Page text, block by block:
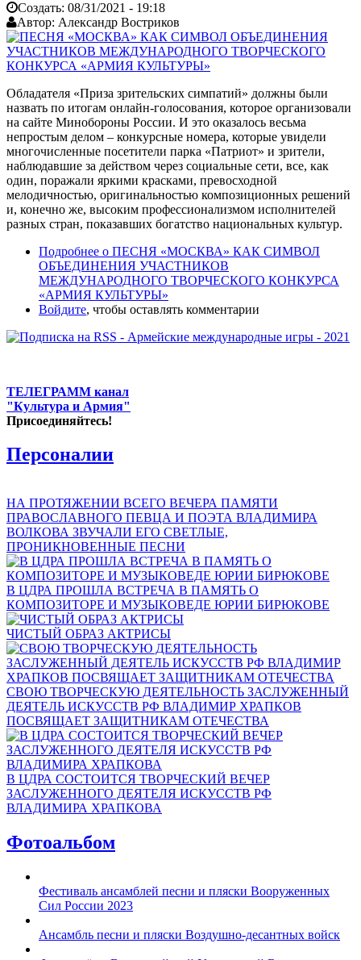
Создать: 08/31/2021 - 19:18
Автор: Александр Востриков
Обладателя «Приза зрительских симпатий» должны были
назвать по итогам онлайн-голосования, которое организовали
на сайте Минобороны России. И это оказалось весьма
непростым делом – конкурсные номера, которые увидели
многочисленные посетители парка «Патриот» и зрители,
наблюдавшие за действом через социальные сети, все, как
один, поражали яркими красками, превосходной
мелодичностью, оригинальностью композиционных решений
и, конечно же, высоким профессионализмом исполнителей
разных стран, показавших богатство национальных культур.
Подробнее о ПЕСНЯ «МОСКВА» КАК СИМВОЛ
ОБЪЕДИНЕНИЯ УЧАСТНИКОВ
МЕЖДУНАРОДНОГО ТВОРЧЕСКОГО КОНКУРСА
«АРМИЯ КУЛЬТУРЫ»
Войдите, чтобы оставлять комментарии
ТЕЛЕГРАММ канал
"Культура и Армия"
Присоединяйтесь!
Персоналии
НА ПРОТЯЖЕНИИ ВСЕГО ВЕЧЕРА ПАМЯТИ
ПРАВОСЛАВНОГО ПЕВЦА И ПОЭТА ВЛАДИМИРА
ВОЛКОВА ЗВУЧАЛИ ЕГО СВЕТЛЫЕ,
ПРОНИКНОВЕННЫЕ ПЕСНИ
В ЦДРА ПРОШЛА ВСТРЕЧА В ПАМЯТЬ О
КОМПОЗИТОРЕ И МУЗЫКОВЕДЕ ЮРИИ БИРЮКОВЕ
ЧИСТЫЙ ОБРАЗ АКТРИСЫ
СВОЮ ТВОРЧЕСКУЮ ДЕЯТЕЛЬНОСТЬ ЗАСЛУЖЕННЫЙ
ДЕЯТЕЛЬ ИСКУССТВ РФ ВЛАДИМИР ХРАПКОВ
ПОСВЯЩАЕТ ЗАЩИТНИКАМ ОТЕЧЕСТВА
В ЦДРА СОСТОИТСЯ ТВОРЧЕСКИЙ ВЕЧЕР
ЗАСЛУЖЕННОГО ДЕЯТЕЛЯ ИСКУССТВ РФ
ВЛАДИМИРА ХРАПКОВА
Фотоальбом
Фестиваль ансамблей песни и пляски Вооруженных
Сил России 2023
Ансамбль песни и пляски Воздушно-десантных войск